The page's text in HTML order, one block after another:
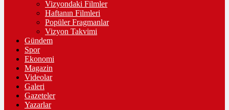
Vizyondaki Filmler
Haftanın Filmleri
Popüler Fragmanlar
Vizyon Takvimi
Gündem
Spor
Ekonomi
Magazin
Videolar
Galeri
Gazeteler
Yazarlar